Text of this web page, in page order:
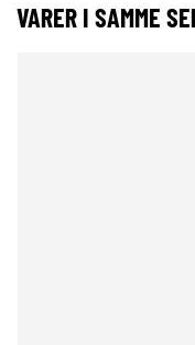
VARER I SAMME